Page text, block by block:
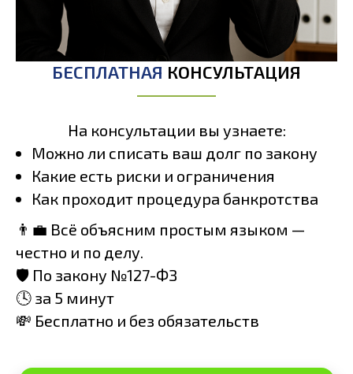
БЕСПЛАТНАЯ КОНСУЛЬТАЦИЯ
На консультации вы узнаете:
Можно ли списать ваш долг по закону
Какие есть риски и ограничения
Как проходит процедура банкротства
👨‍💼 Всё объясним простым языком —
честно и по делу.
🛡 По закону №127-ФЗ
🕓 за 5 минут
💸 Бесплатно и без обязательств